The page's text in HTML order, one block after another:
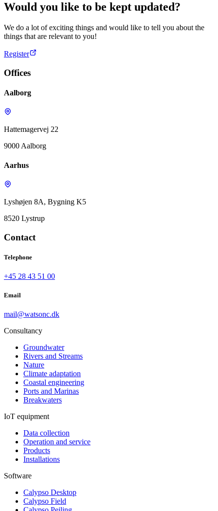
Would you like to be kept updated?
We do a lot of exciting things and would like to tell you about the
things that are relevant to you!
Register
Offices
Aalborg
Hattemagervej 22
9000 Aalborg
Aarhus
Lyshøjen 8A, Bygning K5
8520 Lystrup
Contact
Telephone
+45 28 43 51 00
Email
mail@watsonc.dk
Consultancy
Groundwater
Rivers and Streams
Nature
Climate adaptation
Coastal engineering
Ports and Marinas
Breakwaters
IoT equipment
Data collection
Operation and service
Products
Installations
Software
Calypso Desktop
Calypso Field